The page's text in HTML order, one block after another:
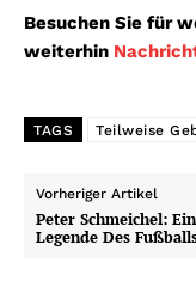
Besuchen Sie für
weiterhin
TAGS Teilweise
Vorheriger Artikel
Peter Schmeichel:
Legende Des